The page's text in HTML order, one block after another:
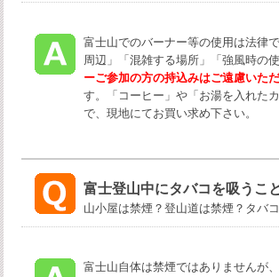
富士山でのバーナー等の使用は法律
周辺」「混雑する場所」「強風時の
ーご参加の方の持込みはご遠慮いた
す。「コーヒー」や「お湯を入れた
で、現地にてお買い求め下さい。
富士登山中にタバコを吸うこ
山小屋は禁煙？登山道は禁煙？タバ
富士山自体は禁煙ではありませんが